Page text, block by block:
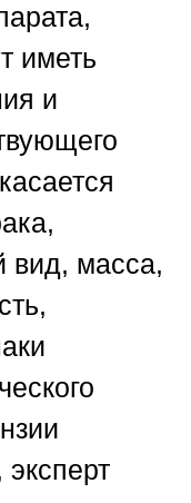
иметь
и
вид, масса,